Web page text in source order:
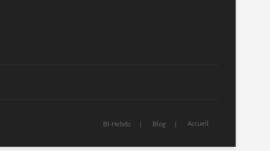
BI-Hebdo Blog Accueil